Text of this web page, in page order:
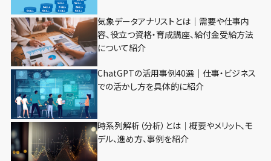
気象データアナリストとは｜需要や仕事内
容、役立つ資格・育成講座、給付金受給方法
について紹介
ChatGPTの活用事例40選｜仕事・ビジネス
での活かし方を具体的に紹介
時系列解析（分析）とは｜概要やメリット、モ
デル、進め方、事例を紹介